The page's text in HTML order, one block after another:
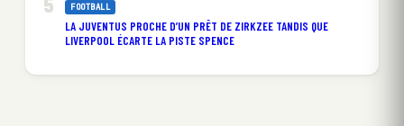
FOOTBALL
LA JUVENTUS PROCHE D’UN PRÊT DE ZIRKZEE TANDIS QUE
LIVERPOOL ÉCARTE LA PISTE SPENCE